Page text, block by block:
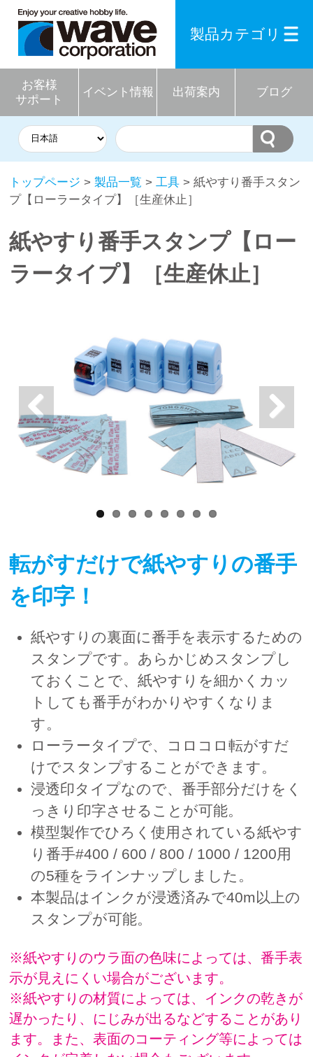
お客様
サポート
イベント情報 出荷案内 ブログ
製品カテゴリ
トップページ > 製品一覧 > 工具 > 紙やすり番手スタン
プ【ローラータイプ】［生産休止］
紙やすり番手スタンプ【ロー
ラータイプ】［生産休止］
転がすだけで紙やすりの番手
を印字！
紙やすりの裏面に番手を表示するための
スタンプです。あらかじめスタンプし
ておくことで、紙やすりを細かくカッ
トしても番手がわかりやすくなりま
す。
ローラータイプで、コロコロ転がすだ
けでスタンプすることができます。
浸透印タイプなので、番手部分だけをく
っきり印字させることが可能。
模型製作でひろく使用されている紙やす
り番手#400 / 600 / 800 / 1000 / 1200用
の5種をラインナップしました。
本製品はインクが浸透済みで40m以上の
スタンプが可能。
※紙やすりのウラ面の色味によっては、番手表
示が見えにくい場合がございます。
※紙やすりの材質によっては、インクの乾きが
遅かったり、にじみが出るなどすることがあり
ます。また、表面のコーティング等によっては